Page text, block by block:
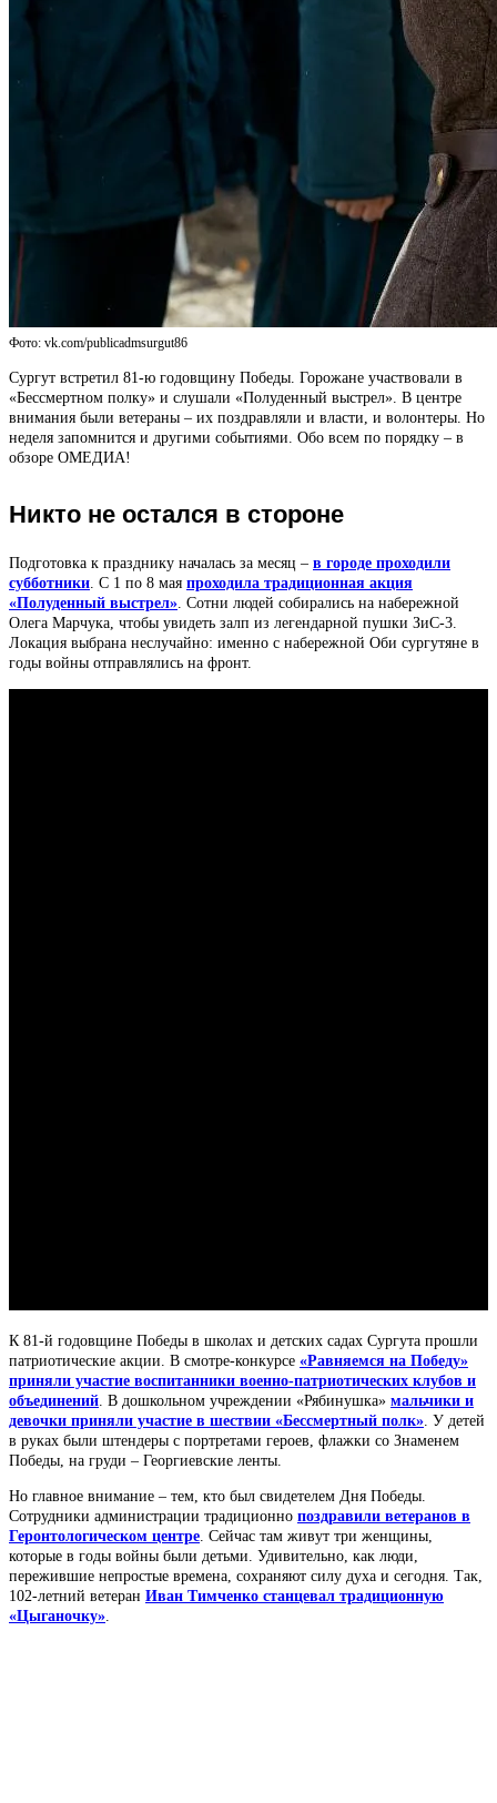
Фото: vk.com/publicadmsurgut86
Сургут встретил 81-ю годовщину Победы. Горожане участвовали в
«Бессмертном полку» и слушали «Полуденный выстрел». В центре
внимания были ветераны – их поздравляли и власти, и волонтеры. Но
неделя запомнится и другими событиями. Обо всем по порядку – в
обзоре ОМЕДИА!
Никто не остался в стороне
Подготовка к празднику началась за месяц – в городе проходили
субботники. С 1 по 8 мая проходила традиционная акция
«Полуденный выстрел». Сотни людей собирались на набережной
Олега Марчука, чтобы увидеть залп из легендарной пушки ЗиС-3.
Локация выбрана неслучайно: именно с набережной Оби сургутяне в
годы войны отправлялись на фронт.
К 81-й годовщине Победы в школах и детских садах Сургута прошли
патриотические акции. В смотре-конкурсе «Равняемся на Победу»
приняли участие воспитанники военно-патриотических клубов и
объединений. В дошкольном учреждении «Рябинушка» мальчики и
девочки приняли участие в шествии «Бессмертный полк». У детей
в руках были штендеры с портретами героев, флажки со Знаменем
Победы, на груди – Георгиевские ленты.
Но главное внимание – тем, кто был свидетелем Дня Победы.
Сотрудники администрации традиционно поздравили ветеранов в
Геронтологическом центре. Сейчас там живут три женщины,
которые в годы войны были детьми. Удивительно, как люди,
пережившие непростые времена, сохраняют силу духа и сегодня. Так,
102-летний ветеран Иван Тимченко станцевал традиционную
«Цыганочку».